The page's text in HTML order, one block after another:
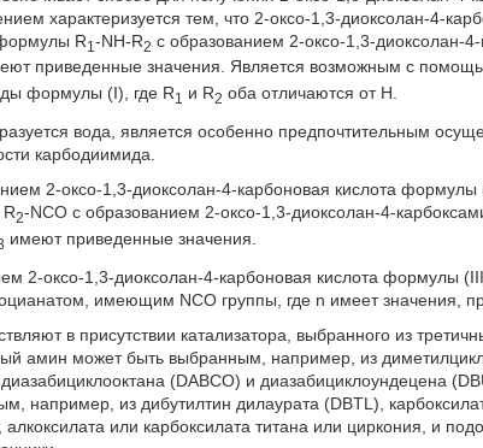
характеризуется тем, что 2-оксо-1,3-диоксолан-4-
R1-NH-R2 с образованием 2-оксо-1,3-диоксолан-
приведенные значения. Является возможным с
формулы (I), где R1 и R2 оба отличаются от Н.
вода, является особенно предпочтительным
карбодиимида.
2-оксо-1,3-диоксолан-4-карбоновая кислота формулы
R2-NCO с образованием 2-оксо-1,3-диоксолан-4-
имеют приведенные значения.
2-оксо-1,3-диоксолан-4-карбоновая кислота формулы
имеющим NCO группы, где n имеет значения,
в присутствии катализатора, выбранного из
амин может быть выбранным, например, из
(DABCO) и диазабициклоундецена
например, из дибутилтин дилаурата (DBTL),
алкоксилата или карбоксилата титана или циркония, и